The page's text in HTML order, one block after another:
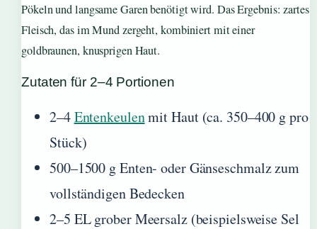
Pökeln und langsame Garen benötigt wird. Das Ergebnis: zartes
Fleisch, das im Mund zergeht, kombiniert mit einer
goldbraunen, knusprigen Haut.
Zutaten für 2–4 Portionen
2–4Entenkeulenmit Haut (ca. 350–400 g pro
Stück)
500–1500 g Enten- oder Gänseschmalz zum
vollständigen Bedecken
2–5 EL grober Meersalz (beispielsweise Sel